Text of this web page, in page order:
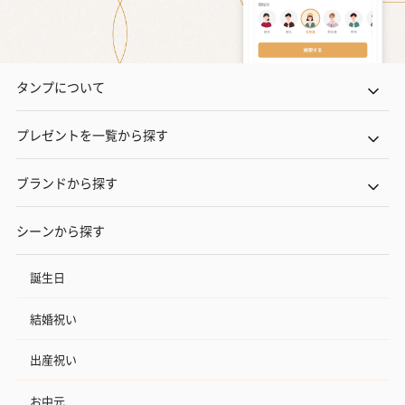
タンプについて
プレゼントを一覧から探す
ブランドから探す
シーンから探す
誕生日
結婚祝い
出産祝い
お中元